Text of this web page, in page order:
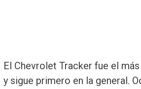
El Chevrolet Tracker fue el
y sigue primero en la general.